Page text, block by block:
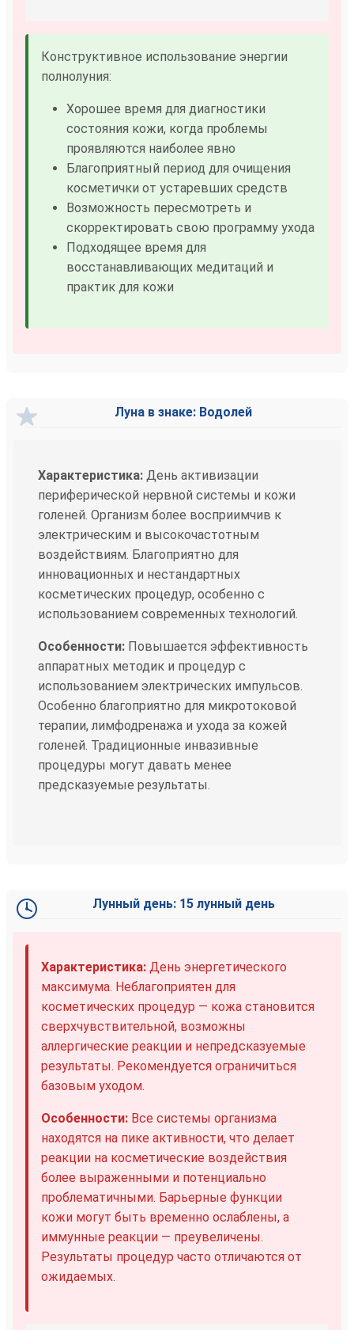
Конструктивное использование энергии
полнолуния:
Хорошее время для диагностики
состояния кожи, когда проблемы
проявляются наиболее явно
Благоприятный период для очищения
косметички от устаревших средств
Возможность пересмотреть и
скорректировать свою программу ухода
Подходящее время для
восстанавливающих медитаций и
практик для кожи
Луна в знаке: Водолей
Характеристика: День активизации
периферической нервной системы и кожи
голеней. Организм более восприимчив к
электрическим и высокочастотным
воздействиям. Благоприятно для
инновационных и нестандартных
косметических процедур, особенно с
использованием современных технологий.
Особенности: Повышается эффективность
аппаратных методик и процедур с
использованием электрических импульсов.
Особенно благоприятно для микротоковой
терапии, лимфодренажа и ухода за кожей
голеней. Традиционные инвазивные
процедуры могут давать менее
предсказуемые результаты.
Лунный день: 15 лунный день
Характеристика: День энергетического
максимума. Неблагоприятен для
косметических процедур — кожа становится
сверхчувствительной, возможны
аллергические реакции и непредсказуемые
результаты. Рекомендуется ограничиться
базовым уходом.
Особенности: Все системы организма
находятся на пике активности, что делает
реакции на косметические воздействия
более выраженными и потенциально
проблематичными. Барьерные функции
кожи могут быть временно ослаблены, а
иммунные реакции — преувеличены.
Результаты процедур часто отличаются от
ожидаемых.